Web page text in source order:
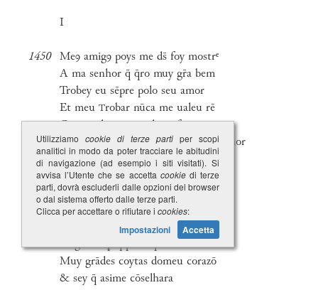
I
1450
Meꝯ amigꝯ poys me ds̄ foy mostrᵉ
A ma senhor q̄ q̄ro muy gr̄a bem
Trobey eu sēpre polo seu amor
Et meuTrobar nūca me ualeu rē
Contra ela mays vedes q̄ farey
Poys me nō ualTrobar por mha senhor
Oy mays q̄reu ia leixar otrobar
Et bꝯcar outᵉ razō se pod’r
Por q̄ possa esta dona ƥuir
Et uey erēseme fara seqr̄
Al grā bē ꝑ q̄ possa partir
Muy grādes coytas domeu corazō
& sey q̄ asime cōselhara
Utilizziamo cookie di terze parti per scopi
analitici in modo da poter tracciare le abitudini
di navigazione (ad esempio i siti visitati). Si
avvisa l’Utente che se accetta cookiedi terze
parti, dovrà escluderli dalle opzioni del browser
o dal sistema offerto dalle terze parti.
Clicca per accettare o rifiutare i cookies:
Impostazioni Accetta